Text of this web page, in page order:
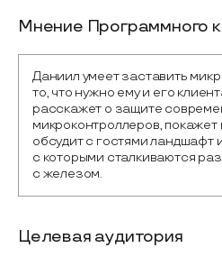
Мнение Программного
Даниил умеет заставить
то, что нужно ему и его
расскажет о защите
микроконтроллеров,
обсудит с гостями ландшафт
с которыми сталкиваются
с железом.
Целевая аудитория